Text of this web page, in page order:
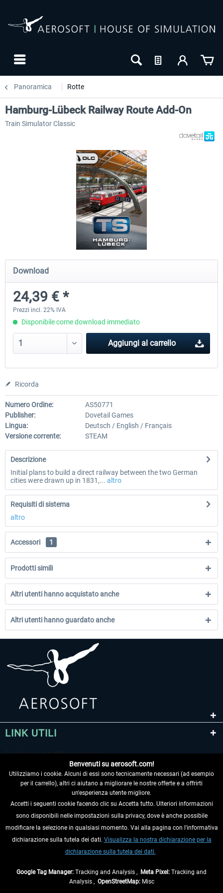
Panoramica Rotte
Koeblitzer Mountain Route 3 reloaded
30,71 € *
VirtualTracks - Ringbahn
Hamburg-Lübeck Railway Route Add-On
Train Simulator Classic
Download
24,39 € *
Prezzi incl. 22% IVA
Disponibile come download immediato
Aggiungi al carrello
Ricorda
Numero Ordine:
AS50771
Publisher:
Dovetail Games
Lingua:
Deutsch / English / Français
Versione corrente:
STEAM
Descrizione
Initial plans to build a direct railway between the two German
cities were drawn up in 1831,... altro
Requisiti di sistema
altro
Accessori 1
Prodotti simili
Altri utenti hanno acquistato anche
Altri utenti hanno guardato anche
LINK UTILI
RECEDERE DAL CONTRATTO
INFORMAZIONI
Benvenuti su aerosoft.com!
Utilizziamo i cookie. Alcuni di essi sono tecnicamente necessari (ad esempio
per il carrello), altri ci aiutano a migliorare le nostre offerte e a offrirti
un'esperienza utente migliore.
Accetti i seguenti cookie facendo clic su Accetta tutto. Ulteriori informazioni
sono disponibili nelle impostazioni sulla privacy, dove è anche possibile
modificare la selezione in qualsiasi momento. Vai alla pagina con l'informativa
dichiarazione sulla tutela dei dati. Visualizza la nostra dichiarazione per la
dichiarazione sulla tutela dei dati.
Google Tag Manager: Tracking and Analysis , Meta Pixel: Tracking and
Analysis , OpenStreetMap:Misc